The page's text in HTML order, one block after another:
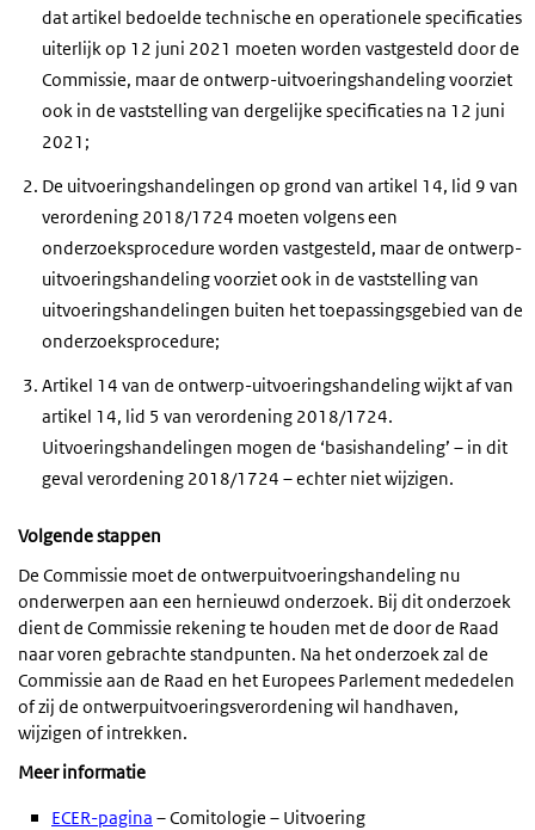
dat artikel bedoelde technische en operationele specificaties
uiterlijk op 12 juni 2021 moeten worden vastgesteld door de
Commissie, maar de ontwerp-uitvoeringshandeling voorziet
ook in de vaststelling van dergelijke specificaties na 12 juni
2021;
De uitvoeringshandelingen op grond van artikel 14, lid 9 van
verordening 2018/1724 moeten volgens een
onderzoeksprocedure worden vastgesteld, maar de ontwerp-
uitvoeringshandeling voorziet ook in de vaststelling van
uitvoeringshandelingen buiten het toepassingsgebied van de
onderzoeksprocedure;
Artikel 14 van de ontwerp-uitvoeringshandeling wijkt af van
artikel 14, lid 5 van verordening 2018/1724.
Uitvoeringshandelingen mogen de ‘basishandeling’ – in dit
geval verordening 2018/1724 – echter niet wijzigen.
Volgende stappen
De Commissie moet de ontwerpuitvoeringshandeling nu
onderwerpen aan een hernieuwd onderzoek. Bij dit onderzoek
dient de Commissie rekening te houden met de door de Raad
naar voren gebrachte standpunten. Na het onderzoek zal de
Commissie aan de Raad en het Europees Parlement mededelen
of zij de ontwerpuitvoeringsverordening wil handhaven,
wijzigen of intrekken.
Meer informatie
ECER-pagina – Comitologie – Uitvoering